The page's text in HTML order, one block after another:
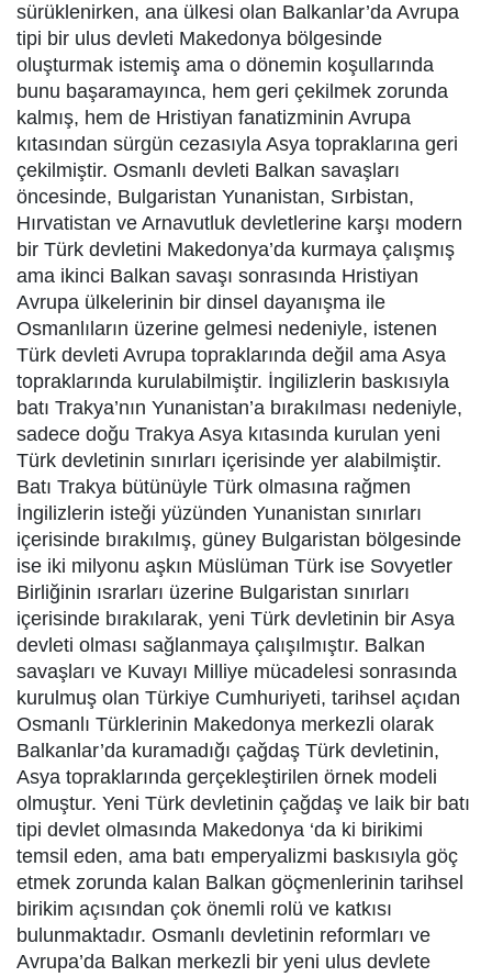
sürüklenirken, ana ülkesi olan Balkanlar’da Avrupa
tipi bir ulus devleti Makedonya bölgesinde
oluşturmak istemiş ama o dönemin koşullarında
bunu başaramayınca, hem geri çekilmek zorunda
kalmış, hem de Hristiyan fanatizminin Avrupa
kıtasından sürgün cezasıyla Asya topraklarına geri
çekilmiştir. Osmanlı devleti Balkan savaşları
öncesinde, Bulgaristan Yunanistan, Sırbistan,
Hırvatistan ve Arnavutluk devletlerine karşı modern
bir Türk devletini Makedonya’da kurmaya çalışmış
ama ikinci Balkan savaşı sonrasında Hristiyan
Avrupa ülkelerinin bir dinsel dayanışma ile
Osmanlıların üzerine gelmesi nedeniyle, istenen
Türk devleti Avrupa topraklarında değil ama Asya
topraklarında kurulabilmiştir. İngilizlerin baskısıyla
batı Trakya’nın Yunanistan’a bırakılması nedeniyle,
sadece doğu Trakya Asya kıtasında kurulan yeni
Türk devletinin sınırları içerisinde yer alabilmiştir.
Batı Trakya bütünüyle Türk olmasına rağmen
İngilizlerin isteği yüzünden Yunanistan sınırları
içerisinde bırakılmış, güney Bulgaristan bölgesinde
ise iki milyonu aşkın Müslüman Türk ise Sovyetler
Birliğinin ısrarları üzerine Bulgaristan sınırları
içerisinde bırakılarak, yeni Türk devletinin bir Asya
devleti olması sağlanmaya çalışılmıştır. Balkan
savaşları ve Kuvayı Milliye mücadelesi sonrasında
kurulmuş olan Türkiye Cumhuriyeti, tarihsel açıdan
Osmanlı Türklerinin Makedonya merkezli olarak
Balkanlar’da kuramadığı çağdaş Türk devletinin,
Asya topraklarında gerçekleştirilen örnek modeli
olmuştur. Yeni Türk devletinin çağdaş ve laik bir batı
tipi devlet olmasında Makedonya ‘da ki birikimi
temsil eden, ama batı emperyalizmi baskısıyla göç
etmek zorunda kalan Balkan göçmenlerinin tarihsel
birikim açısından çok önemli rolü ve katkısı
bulunmaktadır. Osmanlı devletinin reformları ve
Avrupa’da Balkan merkezli bir yeni ulus devlete